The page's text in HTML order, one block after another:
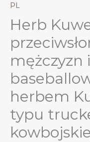
PL
Herb
mężczyzn
herbem
typu